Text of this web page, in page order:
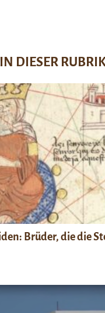
DIESER
Brüder, die die